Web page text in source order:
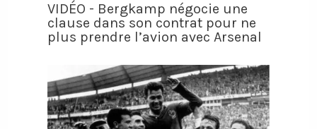
VIDÉO - Bergkamp négocie une
clause dans son contrat pour ne
plus prendre l’avion avec Arsenal